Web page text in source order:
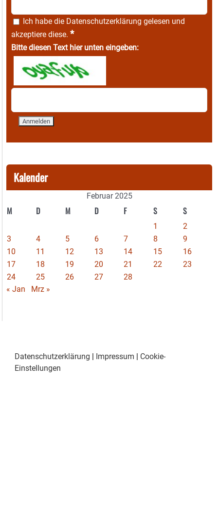
Ich habe die Datenschutzerklärung gelesen und
akzeptiere diese. *
Bitte diesen Text hier unten eingeben:
Kalender
Februar 2025
M D M D F S S
1
2
3
4 5 6 7 8
9
10
11 12 13 14 15
16
17
18 19 20 21 22
23
24
25 26 27
28
« Jan
Mrz »
Datenschutzerklärung | Impressum | Cookie-
Einstellungen